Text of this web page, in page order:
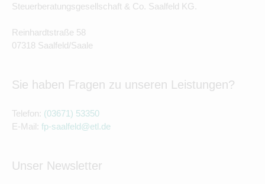
Steuerberatungsgesellschaft & Co. Saalfeld KG.
Reinhardtstraße 58
07318 Saalfeld/Saale
Sie haben Fragen zu unseren Leistungen?
Telefon: (03671) 53350
E-Mail: fp-saalfeld@etl.de
Unser Newsletter